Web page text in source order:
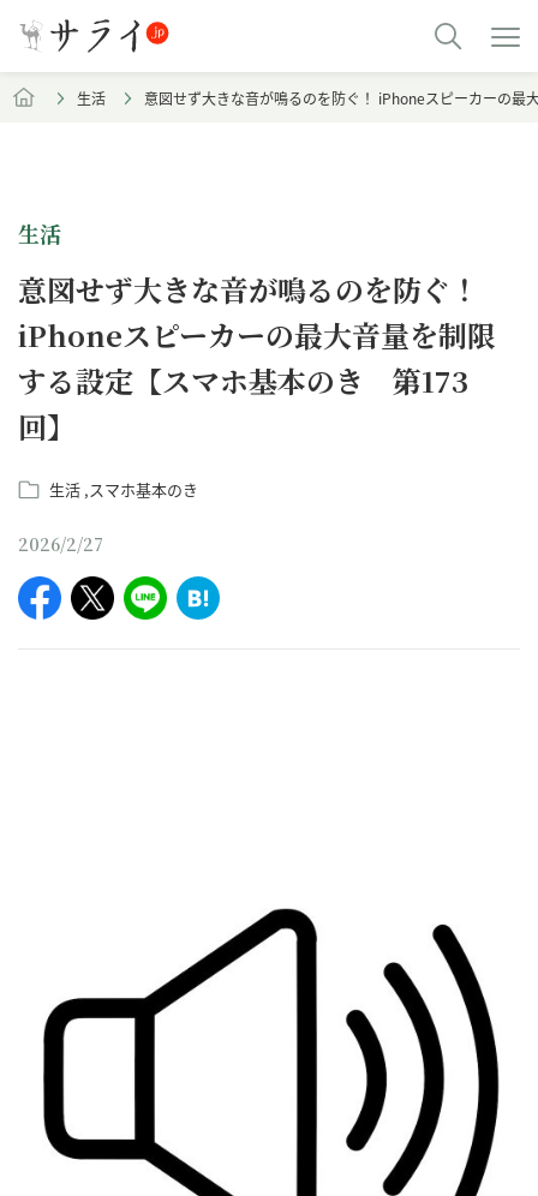
生活 意図せず大きな音が鳴るのを防ぐ！ iPhoneスピーカーの
生活
意図せず大きな音が鳴るのを防ぐ！
iPhoneスピーカーの最大音量を制限
する設定【スマホ基本のき 第173
回】
生活 スマホ基本のき
2026/2/27